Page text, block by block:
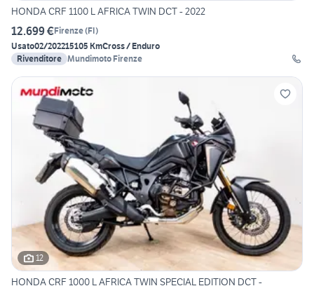
HONDA CRF 1100 L AFRICA TWIN DCT - 2022
12.699 €Firenze(FI)
Usato02/202215105 KmCross / Enduro
Rivenditore Mundimoto Firenze
12
HONDA CRF 1000 L AFRICA TWIN SPECIAL EDITION DCT -